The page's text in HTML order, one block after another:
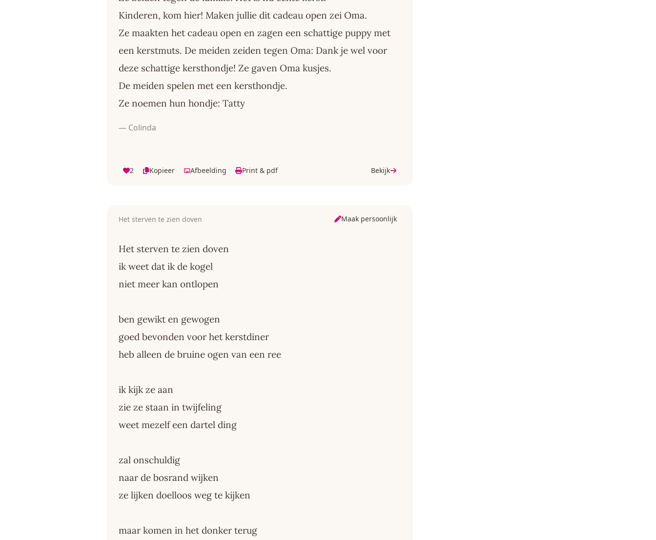
Kinderen, kom hier! Maken jullie dit cadeau open zei Oma.
Ze maakten het cadeau open en zagen een schattige puppy met
een kerstmuts. De meiden zeiden tegen Oma: Dank je wel voor
deze schattige kersthondje! Ze gaven Oma kusjes.
De meiden spelen met een kersthondje.
Ze noemen hun hondje: Tatty
— Colinda
2 Kopieer Afbeelding Print & pdf Bekijk
Het sterven te zien doven Maak persoonlijk
Het sterven te zien doven
ik weet dat ik de kogel
niet meer kan ontlopen
ben gewikt en gewogen
goed bevonden voor het kerstdiner
heb alleen de bruine ogen van een ree
ik kijk ze aan
zie ze staan in twijfeling
weet mezelf een dartel ding
zal onschuldig
naar de bosrand wijken
ze lijken doelloos weg te kijken
maar komen in het donker terug